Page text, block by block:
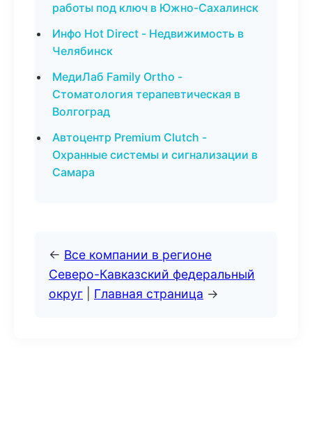
работы под ключ в Южно-Сахалинск
Инфо Hot Direct - Недвижимость в
Челябинск
МедиЛаб Family Ortho -
Стоматология терапевтическая в
Волгоград
Автоцентр Premium Clutch -
Охранные системы и сигнализации в
Самара
← Все компании в регионе
Северо-Кавказский федеральный
округ
Главная страница →